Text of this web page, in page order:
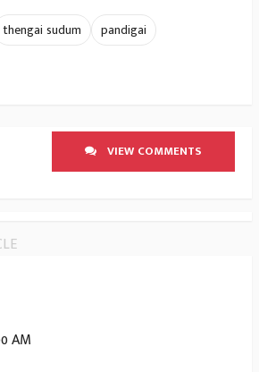
thengai sudum pandigai
VIEW COMMENTS
AM